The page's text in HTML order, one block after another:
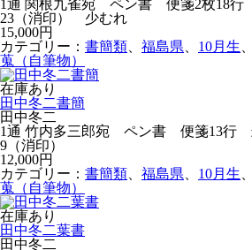
1通 関根九雀宛 ペン書 便箋2枚18
23（消印） 少むれ
15,000円
カテゴリー： 書簡類 福島県 10月生
蒐（自筆物）
在庫あり
田中冬二書簡
田中冬二
1通 竹内多三郎宛 ペン書 便箋13行
9（消印）
12,000円
カテゴリー： 書簡類 福島県 10月生
蒐（自筆物）
在庫あり
田中冬二葉書
田中冬二